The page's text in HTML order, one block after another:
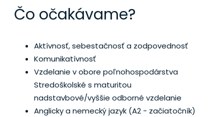
Čo očakávame?
Aktívnosť, sebestačnosť a zodpovednosť
Komunikatívnosť
Vzdelanie v obore poľnohospodárstva
Stredoškolské s maturitou
nadstavbové/vyššie odborné vzdelanie
Anglicky a nemecký jazyk (A2 - začiatočník)